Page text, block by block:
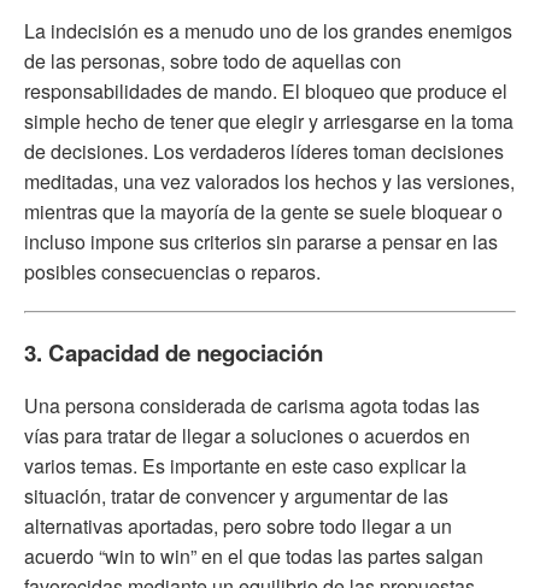
La indecisión es a menudo uno de los grandes enemigos
de las personas, sobre todo de aquellas con
responsabilidades de mando. El bloqueo que produce el
simple hecho de tener que elegir y arriesgarse en la toma
de decisiones. Los verdaderos líderes toman decisiones
meditadas, una vez valorados los hechos y las versiones,
mientras que la mayoría de la gente se suele bloquear o
incluso impone sus criterios sin pararse a pensar en las
posibles consecuencias o reparos.
3. Capacidad de negociación
Una persona considerada de carisma agota todas las
vías para tratar de llegar a soluciones o acuerdos en
varios temas. Es importante en este caso explicar la
situación, tratar de convencer y argumentar de las
alternativas aportadas, pero sobre todo llegar a un
acuerdo “win to win” en el que todas las partes salgan